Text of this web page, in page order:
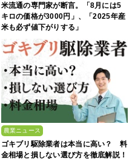
米流通の専門家が断言。「8月には5
キロの価格が3000円」、「2025年産
米も必ず値下がりする」
農業ニュース
ゴキブリ駆除業者は本当に高い？ 料
金相場と損しない選び方を徹底解説！